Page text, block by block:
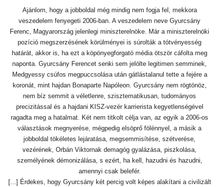
Ajánlom, hogy a jobboldal még mindig nem fogja fel, mekkora
veszedelem fenyegeti 2006-ban. A veszedelem neve Gyurcsány
Ferenc, Magyarország jelenlegi miniszterelnöke. Már a miniszterelnöki
pozíció megszerzésének körülményei is súrolták a tótvényesség
határát, akkor is, ha ezt a köpönyegforgató média ötször cáfolta meg
naponta. Gyurcsány Ferencet senki sem jelölte legitimen semminek,
Medgyessy csúfos megpuccsolása után gátlástalanul tette a fejére a
koronát, mint hajdan Bonaparte Napóleon. Gyurcsány nem rögtönöz,
nem bíz semmit a véletlenre, szisztematikusan, tudományos
precizitással és a hajdani KISZ-vezér karrierista kegyetlenségével
ragadta meg a hatalmat. Két nem titkolt célja van, az egyik a 2006-os
választások megnyerése, mégpedig elsöprő fölénnyel, a másik a
jobboldal tökéletes lejáratása, megsemmisítése, szétverése,
vezérének, Orbán Viktornak demagóg gyalázása, piszkolása,
személyének démonizálása, s ezért, ha kell, hazudni és hazudni,
amennyi csak belefér.
[...] Érdekes, hogy Gyurcsány két percig volt képes alakítani a civilizált